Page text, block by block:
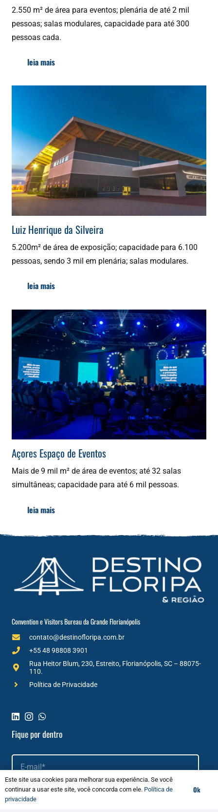
2.550 m² de área para eventos; plenária de até 2 mil
pessoas; salas modulares, capacidade para até 300
pessoas cada.
leia mais
Luiz Henrique da Silveira
5.200m² de área de exposição; capacidade para 6.100
pessoas, sendo 3 mil em plenária; salas modulares.
leia mais
Açores Espaço de Eventos
Mais de 9 mil m² de área de eventos; até 32 salas
simultâneas; capacidade para até 6 mil pessoas.
leia mais
Convention e Visitors Bureau da Grande Florianópolis
contato@destinofloripa.com.br
+55 48 98808 3901
Rua Heitor Blum, 230, Estreito, Florianópolis, SC – 88075-
110.
Política de Privacidade
Fique por dentro
Aceito os termos conformePolítica de Privacidade
Este site usa cookies para melhorar sua experiência. Se você
continuar a usar este site, você concorda com ele. Política de
privacidade
Ok